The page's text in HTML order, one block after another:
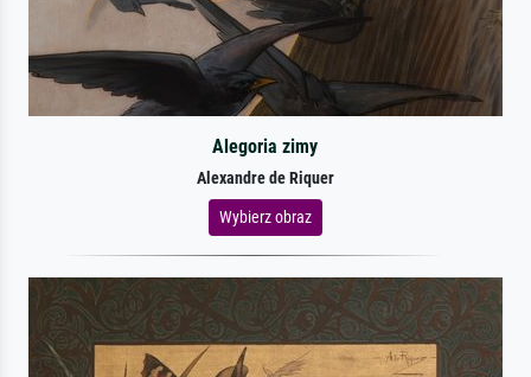
Alegoria zimy
Alexandre de Riquer
Wybierz obraz